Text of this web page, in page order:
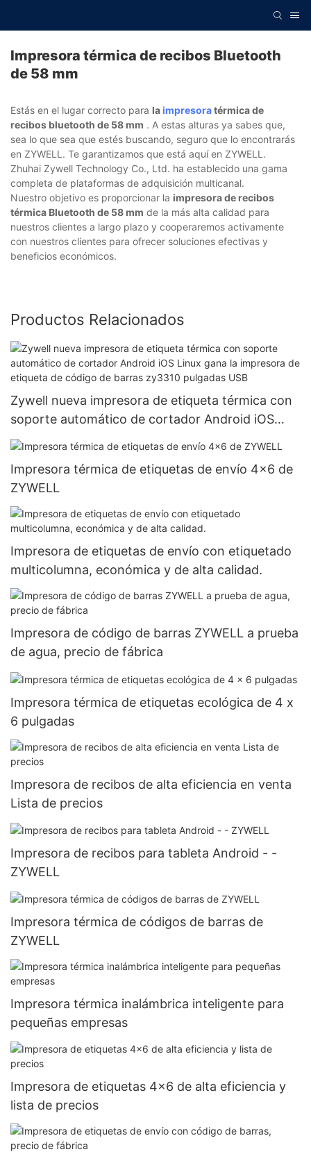
Impresora térmica de recibos Bluetooth
de 58 mm
Estás en el lugar correcto para laimpresoratérmica de
recibos bluetooth de 58 mm . A estas alturas ya sabes que,
sea lo que sea que estés buscando, seguro que lo encontrarás
en ZYWELL. Te garantizamos que está aquí en ZYWELL.
Zhuhai Zywell Technology Co., Ltd. ha establecido una gama
completa de plataformas de adquisición multicanal.
Nuestro objetivo es proporcionar la impresora de recibos
térmica Bluetooth de 58 mm de la más alta calidad para
nuestros clientes a largo plazo y cooperaremos activamente
con nuestros clientes para ofrecer soluciones efectivas y
beneficios económicos.
Productos Relacionados
Zywell nueva impresora de etiqueta térmica con
soporte automático de cortador Android iOS
Linux gana la impresora de etiqueta de código de
barras zy3310 pulgadas USB
Impresora térmica de etiquetas de envío 4x6 de
ZYWELL
Impresora de etiquetas de envío con etiquetado
multicolumna, económica y de alta calidad.
Impresora de código de barras ZYWELL a prueba
de agua, precio de fábrica
Impresora térmica de etiquetas ecológica de 4 x
6 pulgadas
Impresora de recibos de alta eficiencia en venta
Lista de precios
Impresora de recibos para tableta Android - -
ZYWELL
Impresora térmica de códigos de barras de
ZYWELL
Impresora térmica inalámbrica inteligente para
pequeñas empresas
Impresora de etiquetas 4x6 de alta eficiencia y
lista de precios